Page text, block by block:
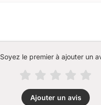
Soyez le premier à ajouter un
Ajouter un avis